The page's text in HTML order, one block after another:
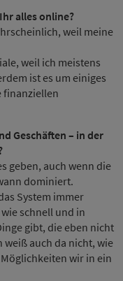
alles online?
weil meine
weil ich meistens
ist es um einiges
finanziellen
Geschäften – in der
geben, auch wenn die
dominiert.
System immer
schnell und in
gibt, die eben nicht
auch da nicht, wie
wir in ein